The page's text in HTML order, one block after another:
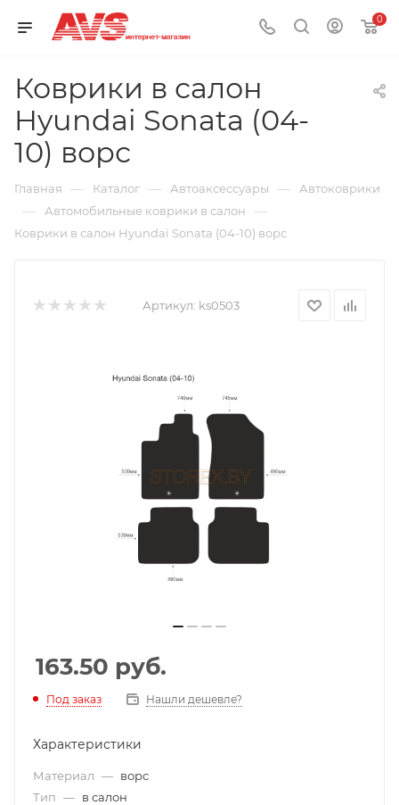
0
Коврики в салон
Hyundai Sonata (04-
10) ворс
Главная — Каталог — Автоаксессуары — Автоковрики
— Автомобильные коврики в салон —
Коврики в салон Hyundai Sonata (04-10) ворс
Артикул: ks0503
163.50 руб.
Под заказ Нашли дешевле?
Характеристики
Материал — ворс
Тип — в салон